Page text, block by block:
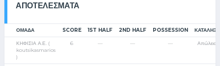
ΑΠΟΤΕΛΈΣΜΑΤΑ
ΟΜΑΔΑ SCORE 1ST HALF 2ND HALF POSSESSION ΚΑΤΆΛΗΞΗ
ΚΗΦΙΣΙΑ Α.Ε. (
koutsikasmarios
)
6 — — — Απώλεια